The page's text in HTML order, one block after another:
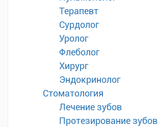
Терапевт
Сурдолог
Уролог
Флеболог
Хирург
Эндокринолог
Стоматология
Лечение зубов
Протезирование зубов